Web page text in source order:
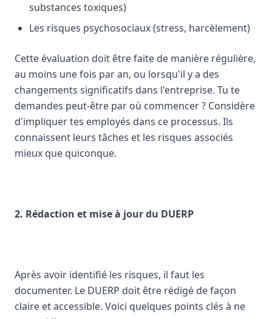
substances toxiques)
Les risques psychosociaux (stress, harcèlement)
Cette évaluation doit être faite de manière régulière,
au moins une fois par an, ou lorsqu'il y a des
changements significatifs dans l'entreprise. Tu te
demandes peut-être par où commencer ? Considère
d'impliquer tes employés dans ce processus. Ils
connaissent leurs tâches et les risques associés
mieux que quiconque.
2. Rédaction et mise à jour du DUERP
Après avoir identifié les risques, il faut les
documenter. Le DUERP doit être rédigé de façon
claire et accessible. Voici quelques points clés à ne